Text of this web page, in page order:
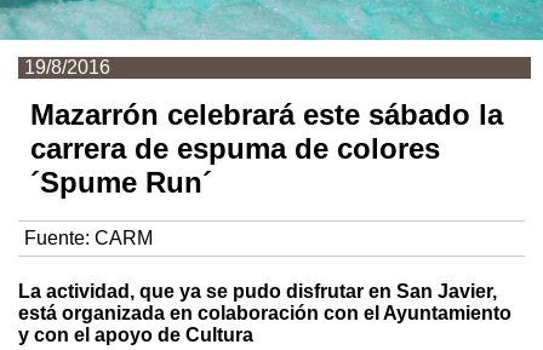
19/8/2016
Mazarrón celebrará este sábado la
carrera de espuma de colores
´Spume Run´
Fuente: CARM
La actividad, que ya se pudo disfrutar en San Javier,
está organizada en colaboración con el Ayuntamiento
y con el apoyo de Cultura